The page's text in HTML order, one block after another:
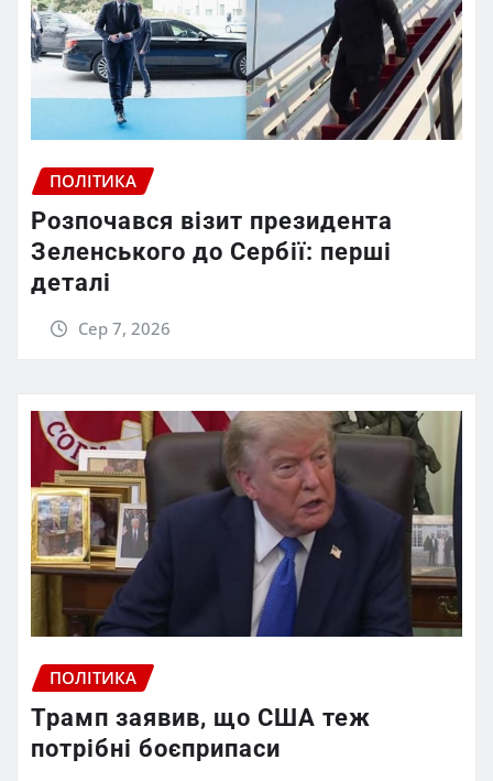
ПОЛІТИКА
Розпочався візит президента
Зеленського до Сербії: перші
деталі
Сер 7, 2026
ПОЛІТИКА
Трамп заявив, що США теж
потрібні боєприпаси